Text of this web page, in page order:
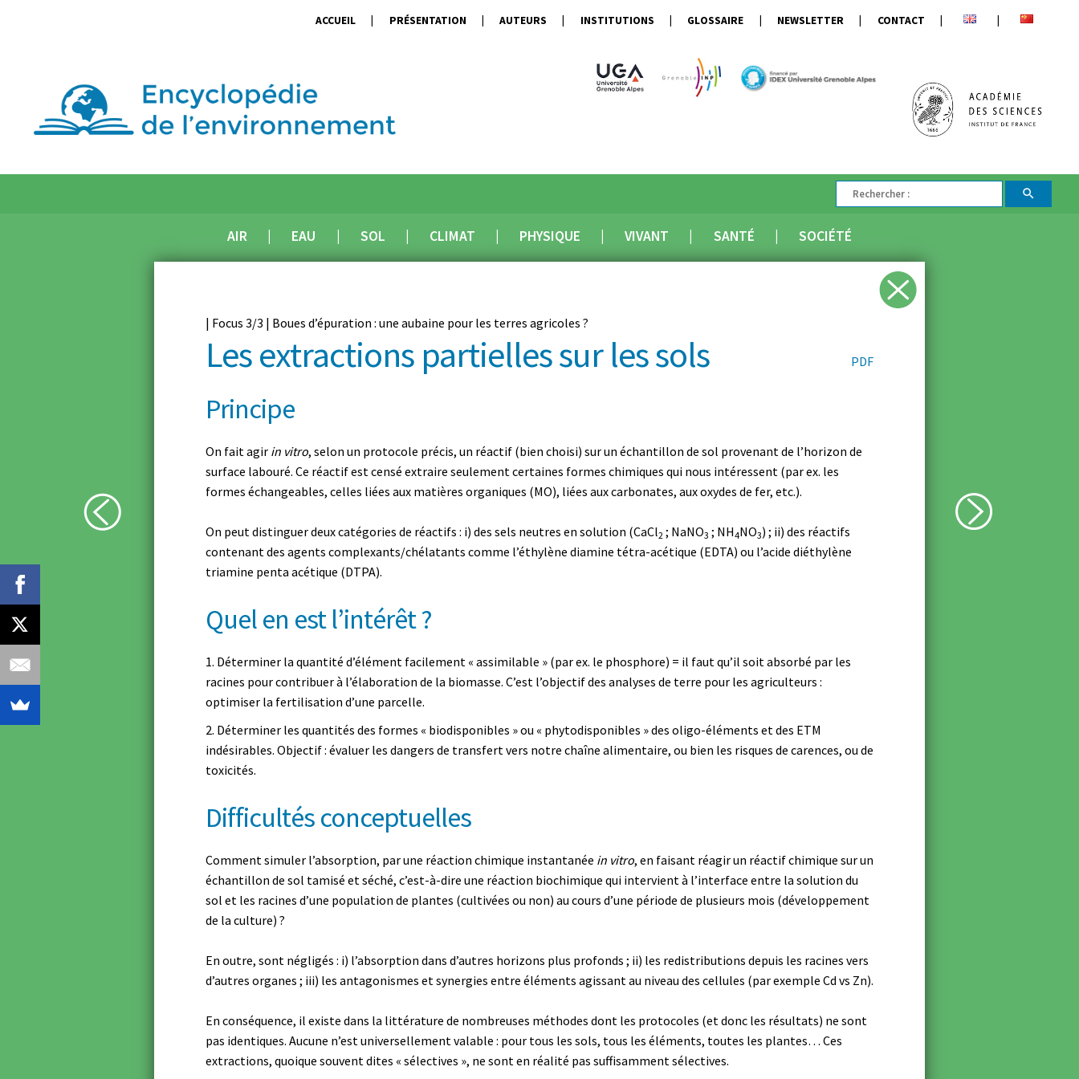
ACCUEIL PRÉSENTATION AUTEURS INSTITUTIONS GLOSSAIRE NEWSLETTER CONTACT
AIR EAU SOL CLIMAT PHYSIQUE VIVANT SANTÉ SOCIÉTÉ
| Focus 3/3 | Boues d’épuration : une aubaine pour les terres agricoles ?
Les extractions partielles sur les sols PDF
Principe
On fait agir in vitro, selon un protocole précis, un réactif (bien choisi) sur un échantillon de sol provenant de l’horizon de
surface labouré. Ce réactif est censé extraire seulement certaines formes chimiques qui nous intéressent (par ex. les
formes échangeables, celles liées aux matières organiques (MO), liées aux carbonates, aux oxydes de fer, etc.).
On peut distinguer deux catégories de réactifs : i) des sels neutres en solution (CaCl2 ; NaNO3 ; NH4NO3) ; ii) des réactifs
contenant des agents complexants/chélatants comme l’éthylène diamine tétra-acétique (EDTA) ou l’acide diéthylène
triamine penta acétique (DTPA).
Quel en est l’intérêt ?
Déterminer la quantité d’élément facilement « assimilable » (par ex. le phosphore) = il faut qu’il soit absorbé par les
racines pour contribuer à l’élaboration de la biomasse. C’est l’objectif des analyses de terre pour les agriculteurs :
optimiser la fertilisation d’une parcelle.
Déterminer les quantités des formes « biodisponibles » ou « phytodisponibles » des oligo-éléments et des ETM
indésirables. Objectif : évaluer les dangers de transfert vers notre chaîne alimentaire, ou bien les risques de carences, ou de
toxicités.
Difficultés conceptuelles
Comment simuler l’absorption, par une réaction chimique instantanée in vitro, en faisant réagir un réactif chimique sur un
échantillon de sol tamisé et séché, c’est-à-dire une réaction biochimique qui intervient à l’interface entre la solution du
sol et les racines d’une population de plantes (cultivées ou non) au cours d’une période de plusieurs mois (développement
de la culture) ?
En outre, sont négligés : i) l’absorption dans d’autres horizons plus profonds ; ii) les redistributions depuis les racines vers
d’autres organes ; iii) les antagonismes et synergies entre éléments agissant au niveau des cellules (par exemple Cd vs Zn).
En conséquence, il existe dans la littérature de nombreuses méthodes dont les protocoles (et donc les résultats) ne sont
pas identiques. Aucune n’est universellement valable : pour tous les sols, tous les éléments, toutes les plantes… Ces
extractions, quoique souvent dites « sélectives », ne sont en réalité pas suffisamment sélectives.